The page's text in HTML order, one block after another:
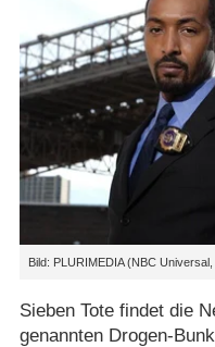
Bild: PLURIMEDIA (NBC
Sieben Tote findet die
genannten Drogen-